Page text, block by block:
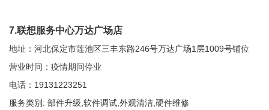
7.联想服务中心万达广场店
地址：河北保定市莲池区三丰东路246号万达广场1层1009号铺位
营业时间：疫情期间停业
电话：19131223251
服务类别: 部件升级,软件调试,外观清洁,硬件维修